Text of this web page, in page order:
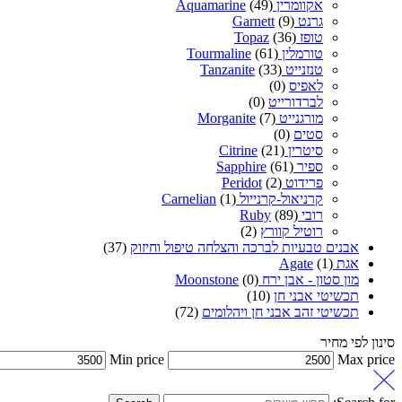
אקוומרין Aquamarine (49)
גרנט Garnett (9)
טופז Topaz (36)
טורמלין Tourmaline (61)
טנזנייט Tanzanite (33)
לאפיס (0)
לברדורייט (0)
מורגנייט Morganite (7)
סטים (0)
סיטרין Citrine (21)
ספיר Sapphire (61)
פרידוט Peridot (2)
קרניאול-קרנייול Carnelian (1)
רובי Ruby (89)
רוטיל קוורץ (2)
אבנים טבעיות לברכה והצלחה טיפול וחיזוק (37)
אגת Agate (1)
מון סטון - אבן ירח Moonstone (0)
תכשיטי אבני חן (10)
תכשיטי זהב אבני חן ויהלומים (72)
סינון לפי מחיר
Min price
Max price